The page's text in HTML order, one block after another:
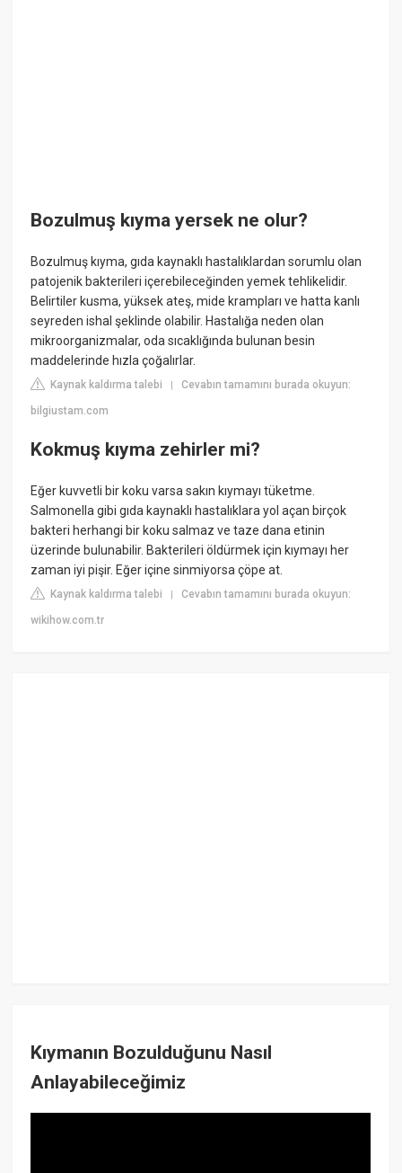
Bozulmuş kıyma yersek ne olur?
Bozulmuş kıyma, gıda kaynaklı hastalıklardan sorumlu olan
patojenik bakterileri içerebileceğinden yemek tehlikelidir.
Belirtiler kusma, yüksek ateş, mide krampları ve hatta kanlı
seyreden ishal şeklinde olabilir. Hastalığa neden olan
mikroorganizmalar, oda sıcaklığında bulunan besin
maddelerinde hızla çoğalırlar.
Kaynak kaldırma talebi |Cevabın tamamını burada okuyun:
bilgiustam.com
Kokmuş kıyma zehirler mi?
Eğer kuvvetli bir koku varsa sakın kıymayı tüketme.
Salmonella gibi gıda kaynaklı hastalıklara yol açan birçok
bakteri herhangi bir koku salmaz ve taze dana etinin
üzerinde bulunabilir. Bakterileri öldürmek için kıymayı her
zaman iyi pişir. Eğer içine sinmiyorsa çöpe at.
Kaynak kaldırma talebi |Cevabın tamamını burada okuyun:
wikihow.com.tr
Kıymanın Bozulduğunu Nasıl
Anlayabileceğimiz